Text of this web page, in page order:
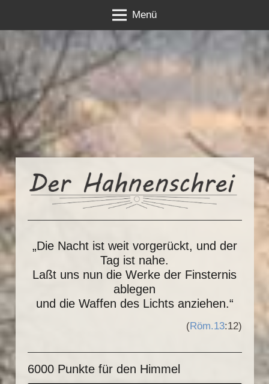
Menü
„Die Nacht ist weit vorgerückt, und der
Tag ist nahe.
Laßt uns nun die Werke der Finsternis
ablegen
und die Waffen des Lichts anziehen.“
(Röm.13:12)
6000 Punkte für den Himmel